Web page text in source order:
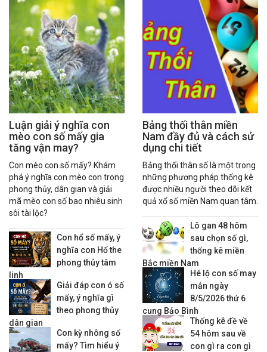
Luận giải ý nghĩa con
mèo con số mấy gia
tăng vận may?
Con mèo con số mấy? Khám
phá ý nghĩa con mèo con trong
phong thủy, dân gian và giải
mã mèo con số bao nhiêu sinh
sôi tài lộc?
Con hổ số mấy, ý
nghĩa con Hổ the
phong thủy tâm
linh
Giải đáp con ó số
mấy, ý nghĩa gì
theo phong thủy
dân gian
Con kỳ nhông số
mấy? Tìm hiểu ý
Bảng thối thân miền
Nam đầy đủ và cách sử
dụng chi tiết
Bảng thối thân số là một trong
những phương pháp thống kê
được nhiều người theo dõi kết
quả xổ số miền Nam quan tâm.
Lô gan 48 hôm
sau chọn số gì,
thống kê miền
Bắc miền Nam
Hé lộ con số may
mắn ngày
8/5/2026 thứ 6
cung Bảo Bình
Thống kê đề về
54 hôm sau về
con gì ra con gì